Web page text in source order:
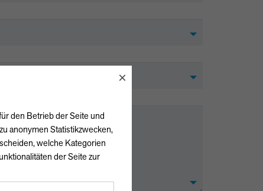
×
den Betrieb der Seite und
anonymen Statistikzwecken,
welche Kategorien
der Seite zur